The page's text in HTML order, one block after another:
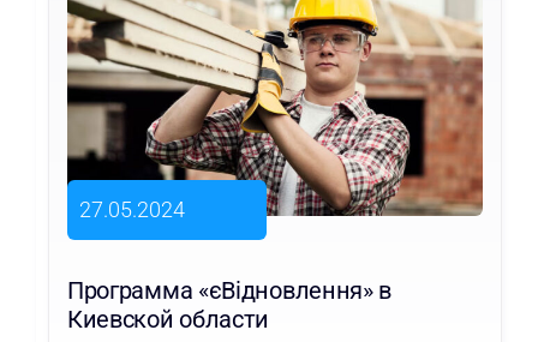
27.05.2024
Программа «єВідновлення» в
Киевской области